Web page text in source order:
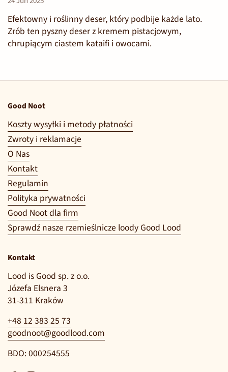
Efektowny i roślinny deser, który podbije każde lato.
Zrób ten pyszny deser z kremem pistacjowym,
chrupiącym ciastem kataifi i owocami.
Good Noot
Koszty wysyłki i metody płatności
Zwroty i reklamacje
O Nas
Kontakt
Regulamin
Polityka prywatności
Good Noot dla firm
Sprawdź nasze rzemieślnicze loody Good Lood
Kontakt
Lood is Good sp. z o.o.
Józefa Elsnera 3
31-311 Kraków
+48 12 383 25 73
goodnoot@goodlood.com
BDO: 000254555